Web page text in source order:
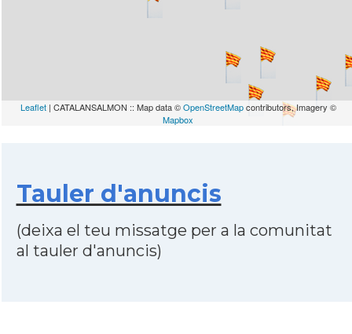
Leaflet| CATALANSALMON :: Map data ©OpenStreetMapcontributors, Imagery ©
Mapbox
Tauler d'anuncis
(deixa el teu missatge per a la comunitat
al tauler d'anuncis)